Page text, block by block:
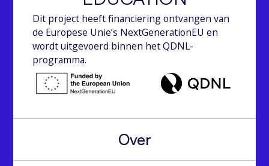
Dit project heeft financiering ontvangen van
de Europese Unie’s NextGenerationEU en
wordt uitgevoerd binnen het QDNL-
programma.
Over